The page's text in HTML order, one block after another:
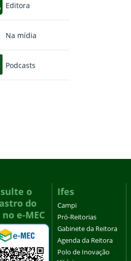
Editora
Na mídia
Podcasts
o
do
e-MEC
Ifes
Campi
Pró-Reitorias
Gabinete da Reitora
Agenda da Reitora
Polo de Inovação